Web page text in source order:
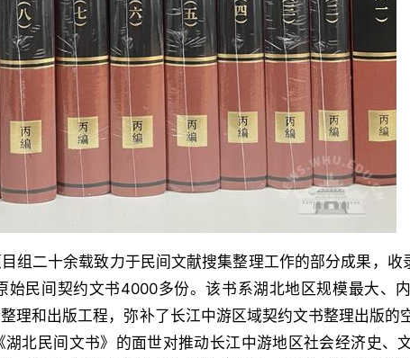
组二十余载致力于民间文献搜集整理工作的部分成果，
始民间契约文书4000多份。该书系湖北地区规模最大、
理和出版工程，弥补了长江中游区域契约文书整理出版的
北民间文书》的面世对推动长江中游地区社会经济史、